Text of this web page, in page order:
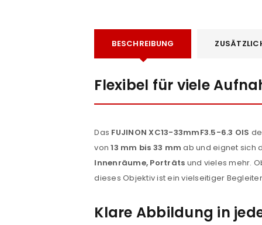
BESCHREIBUNG
Flexibel für viele
Das FUJINON XC13-33mmF3.5-6.3 OIS
von13 mm bis 33 mm ab und eignet sich
Innenräume, Porträts und vieles mehr.
dieses Objektiv ist ein vielseitiger
Klare Abbildung in